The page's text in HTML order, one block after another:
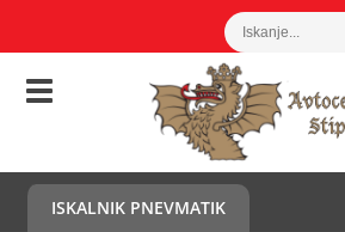
ISKALNIK PNEVMATIK